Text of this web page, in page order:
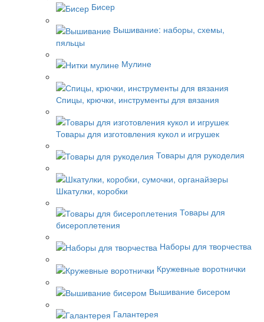
Бисер
Вышивание: наборы, схемы,
пяльцы
Мулине
Спицы, крючки, инструменты для вязания
Товары для изготовления кукол и игрушек
Товары для рукоделия
Шкатулки, коробки
Товары для
бисероплетения
Наборы для творчества
Кружевные воротнички
Вышивание бисером
Галантерея